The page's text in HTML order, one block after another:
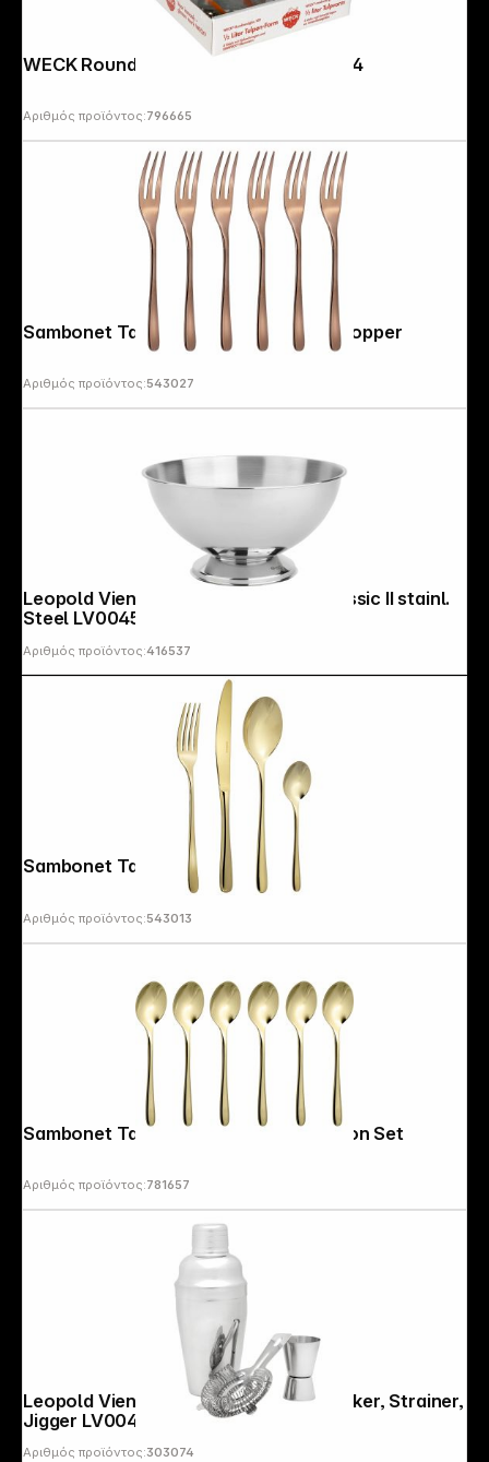
WECK Round Rim Jar Tulip 0,5l Set of 4
Αριθμός προϊόντος:796665
Sambonet Taste cake fork set 6 pcs copper
Αριθμός προϊόντος:543027
Leopold Vienna Champagne Bowl Classic II stainl.
Steel LV00459
Αριθμός προϊόντος:416537
Αριθμός προϊόντος:543013
Sambonet Taste PVD 6 Espresso Spoon Set
Αριθμός προϊόντος:781657
Leopold Vienna Barset Start 3pcs Shaker, Strainer,
Jigger LV00465
Αριθμός προϊόντος:303074